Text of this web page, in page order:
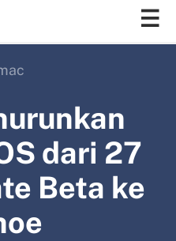
dari 27
Beta ke